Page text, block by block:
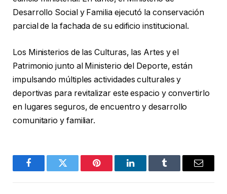
Desarrollo Social y Familia ejecutó la conservación
parcial de la fachada de su edificio institucional.
Los Ministerios de las Culturas, las Artes y el
Patrimonio junto al Ministerio del Deporte, están
impulsando múltiples actividades culturales y
deportivas para revitalizar este espacio y convertirlo
en lugares seguros, de encuentro y desarrollo
comunitario y familiar.
FacebookTwitter Pinterest LinkedInTumblr Email